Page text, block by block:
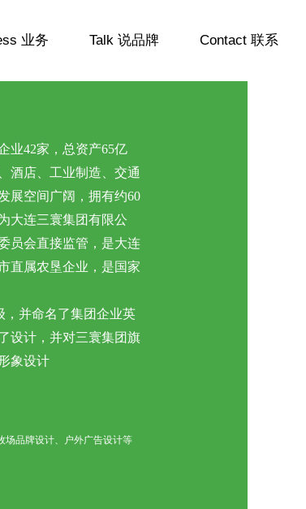
业务 Talk 说品牌 Contact 联系
业42家，总资产65亿
酒店、工业制造、交通
展空间广阔，拥有约60
大连三寰集团有限公
员会直接监管，是大连
直属农垦企业，是国家
，并命名了集团企业英
设计，并对三寰集团旗
象设计
品牌设计、户外广告设计等